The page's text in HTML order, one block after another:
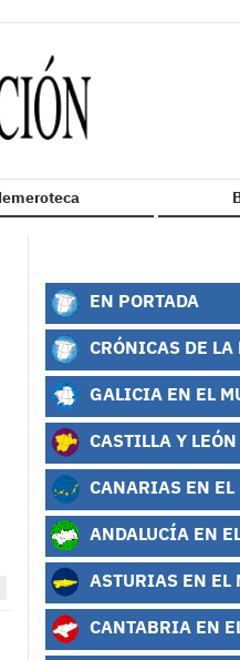
EN PORTADA
CRÓNICAS DE
GALICIA EN EL
CASTILLA Y
CANARIAS EN EL
ANDALUCÍA EN
ASTURIAS EN EL
CANTABRIA EN